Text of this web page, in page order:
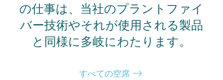
の仕事は、当社のプラントファイ
バー技術やそれが使用される製品
と同様に多岐にわたります。
すべての空席